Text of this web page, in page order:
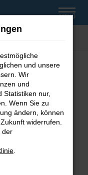
MENÜ
können:
deine
deine
und unsere
Wir
und
nur,
Wenn Sie zu
ändern, können
widerrufen.
der